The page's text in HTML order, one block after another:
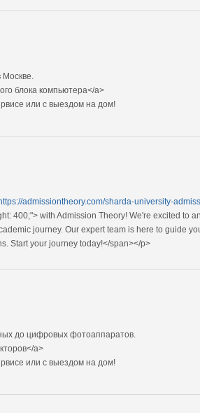
блока компьютера</a>
или с выездом на дом!
admissiontheory.com/sharda-university-
400;"> with Admission Theory! We're excited to
journey. Our expert team is here to guide
Start your journey today!</span></p>
до цифровых фотоаппаратов.
a>
или с выездом на дом!